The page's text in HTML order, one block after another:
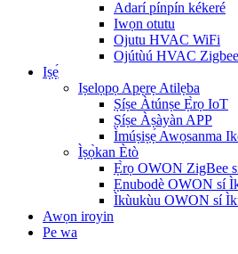
Adarí pínpín kékeré
Iwọn otutu
Ojutu HVAC WiFi
Ojútùú HVAC Zigbee
Iṣẹ́
Iṣelọpọ Apẹrẹ Atilẹba
Ṣíṣe Àtúnṣe Ẹ̀rọ IoT
Ṣíṣe Àṣàyàn APP
Ìmúṣiṣẹ́ Awọsanma
Ìṣọ̀kan Ètò
Ẹ̀rọ OWON ZigBee
Ẹnubodè OWON sí
Ìkùukùu OWON sí
Awọn iroyin
Pe wa